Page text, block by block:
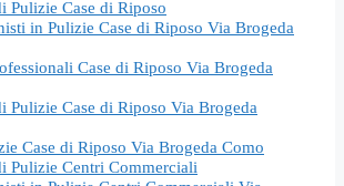
Pulizie Case di Riposo
in Pulizie Case di Riposo Via Brogeda
Case di Riposo Via Brogeda
Pulizie Case di Riposo Via Brogeda
Case di Riposo Via Brogeda Como
Pulizie Centri Commerciali